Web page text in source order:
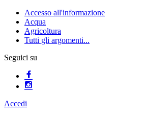
Accesso all'informazione
Acqua
Agricoltura
Tutti gli argomenti...
Seguici su
Accedi